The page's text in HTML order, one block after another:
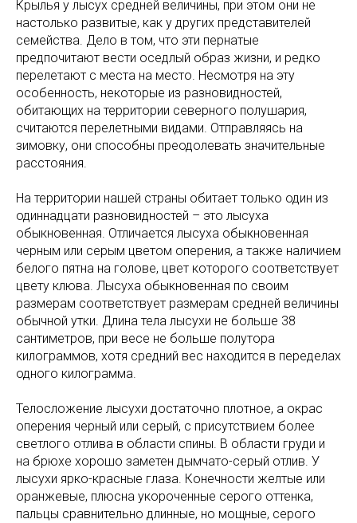
Крылья у лысух средней величины, при этом они не
настолько развитые, как у других представителей
семейства. Дело в том, что эти пернатые
предпочитают вести оседлый образ жизни, и редко
перелетают с места на место. Несмотря на эту
особенность, некоторые из разновидностей,
обитающих на территории северного полушария,
считаются перелетными видами. Отправляясь на
зимовку, они способны преодолевать значительные
расстояния.
На территории нашей страны обитает только один из
одиннадцати разновидностей – это лысуха
обыкновенная. Отличается лысуха обыкновенная
черным или серым цветом оперения, а также наличием
белого пятна на голове, цвет которого соответствует
цвету клюва. Лысуха обыкновенная по своим
размерам соответствует размерам средней величины
обычной утки. Длина тела лысухи не больше 38
сантиметров, при весе не больше полутора
килограммов, хотя средний вес находится в переделах
одного килограмма.
Телосложение лысухи достаточно плотное, а окрас
оперения черный или серый, с присутствием более
светлого отлива в области спины. В области груди и
на брюхе хорошо заметен дымчато-серый отлив. У
лысухи ярко-красные глаза. Конечности желтые или
оранжевые, плюсна укороченные серого оттенка,
пальцы сравнительно длинные, но мощные, серого